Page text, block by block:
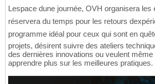
Lespace dune journée, OVH organisera
réservera du temps pour les retours
programme idéal pour ceux qui sont en
projets, désirent suivre des ateliers
des dernières innovations ou veulent
apprendre plus sur les meilleures pratiques.